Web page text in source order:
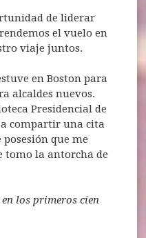
de liderar
el vuelo en
viaje juntos.
en Boston para
alcaldes nuevos.
Presidencial de
a compartir una cita
que me
tomo la antorcha de
los primeros cien